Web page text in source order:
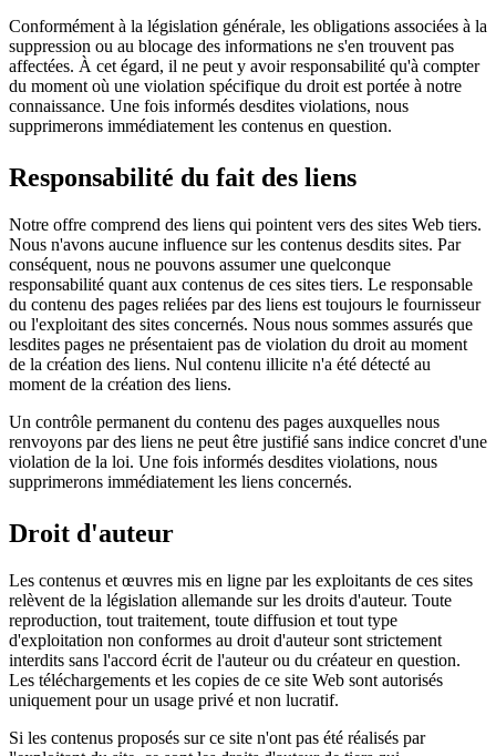
Conformément à la législation générale, les obligations associées à la
suppression ou au blocage des informations ne s'en trouvent pas
affectées. À cet égard, il ne peut y avoir responsabilité qu'à compter
du moment où une violation spécifique du droit est portée à notre
connaissance. Une fois informés desdites violations, nous
supprimerons immédiatement les contenus en question.
Responsabilité du fait des liens
Notre offre comprend des liens qui pointent vers des sites Web tiers.
Nous n'avons aucune influence sur les contenus desdits sites. Par
conséquent, nous ne pouvons assumer une quelconque
responsabilité quant aux contenus de ces sites tiers. Le responsable
du contenu des pages reliées par des liens est toujours le fournisseur
ou l'exploitant des sites concernés. Nous nous sommes assurés que
lesdites pages ne présentaient pas de violation du droit au moment
de la création des liens. Nul contenu illicite n'a été détecté au
moment de la création des liens.
Un contrôle permanent du contenu des pages auxquelles nous
renvoyons par des liens ne peut être justifié sans indice concret d'une
violation de la loi. Une fois informés desdites violations, nous
supprimerons immédiatement les liens concernés.
Droit d'auteur
Les contenus et œuvres mis en ligne par les exploitants de ces sites
relèvent de la législation allemande sur les droits d'auteur. Toute
reproduction, tout traitement, toute diffusion et tout type
d'exploitation non conformes au droit d'auteur sont strictement
interdits sans l'accord écrit de l'auteur ou du créateur en question.
Les téléchargements et les copies de ce site Web sont autorisés
uniquement pour un usage privé et non lucratif.
Si les contenus proposés sur ce site n'ont pas été réalisés par